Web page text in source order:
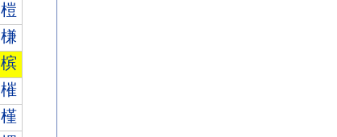
榿
槏
槟
槯
槿